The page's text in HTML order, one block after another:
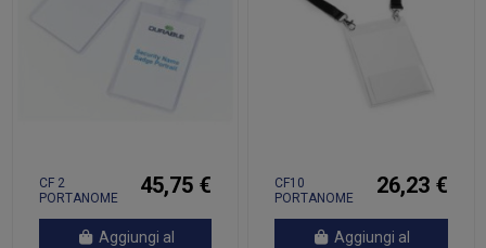
CF 2
PORTANOME
45,75 €
Aggiungi al
CF10
PORTANOME
APERTA F.TO
26,23 €
Aggiungi al